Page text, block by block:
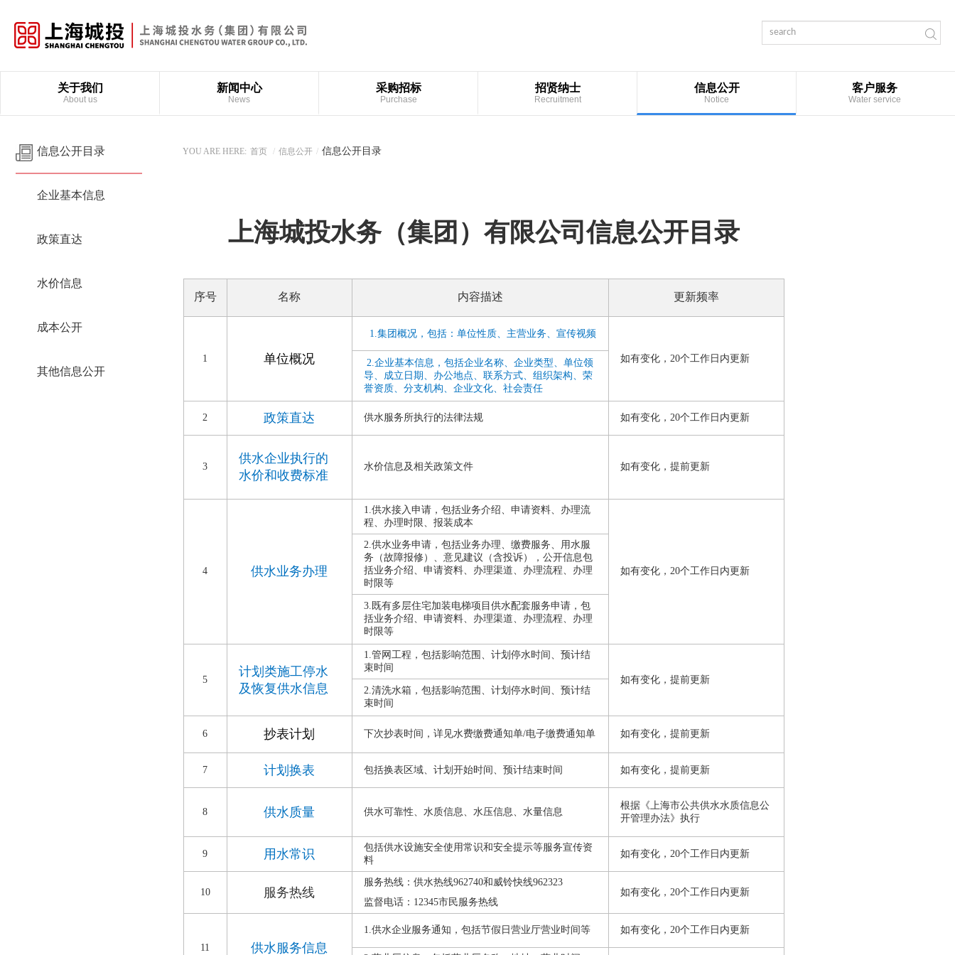
关于我们
About us
新闻中心
News
采购招标
Purchase
招贤纳士
Recruitment
信息公开
Notice
客户服务
Water service
信息公开目录
企业基本信息
政策直达
水价信息
成本公开
其他信息公开
YOU ARE HERE: 首页 / 信息公开 / 信息公开目录
上海城投水务（集团）有限公司信息公开目录
序号 名称 内容描述 更新频率
1 单位概况
1.集团概况，包括：单位性质、主营业务、宣传视频
如有变化，20个工作日内更新
2.企业基本信息，包括企业名称、企业类型、单位领
导、成立日期、办公地点、联系方式、组织架构、荣
誉资质、分支机构、企业文化、社会责任
2 政策直达 供水服务所执行的法律法规 如有变化，20个工作日内更新
3
供水企业执行的
水价和收费标准
水价信息及相关政策文件 如有变化，提前更新
4 供水业务办理
1.供水接入申请，包括业务介绍、申请资料、办理流
程、办理时限、报装成本
如有变化，20个工作日内更新
2.供水业务申请，包括业务办理、缴费服务、用水服
务（故障报修）、意见建议（含投诉），公开信息包
括业务介绍、申请资料、办理渠道、办理流程、办理
时限等
3.既有多层住宅加装电梯项目供水配套服务申请，包
括业务介绍、申请资料、办理渠道、办理流程、办理
时限等
5
计划类施工停水
及恢复供水信息
1.管网工程，包括影响范围、计划停水时间、预计结
束时间
如有变化，提前更新
2.清洗水箱，包括影响范围、计划停水时间、预计结
束时间
6 抄表计划 下次抄表时间，详见水费缴费通知单/电子缴费通知单 如有变化，提前更新
7 计划换表 包括换表区域、计划开始时间、预计结束时间 如有变化，提前更新
8 供水质量 供水可靠性、水质信息、水压信息、水量信息
根据《上海市公共供水水质信息公
开管理办法》执行
9 用水常识
包括供水设施安全使用常识和安全提示等服务宣传资
料
如有变化，20个工作日内更新
10 服务热线
服务热线：供水热线962740和威铃快线962323
监督电话：12345市民服务热线
如有变化，20个工作日内更新
11 供水服务信息
1.供水企业服务通知，包括节假日营业厅营业时间等 如有变化，20个工作日内更新